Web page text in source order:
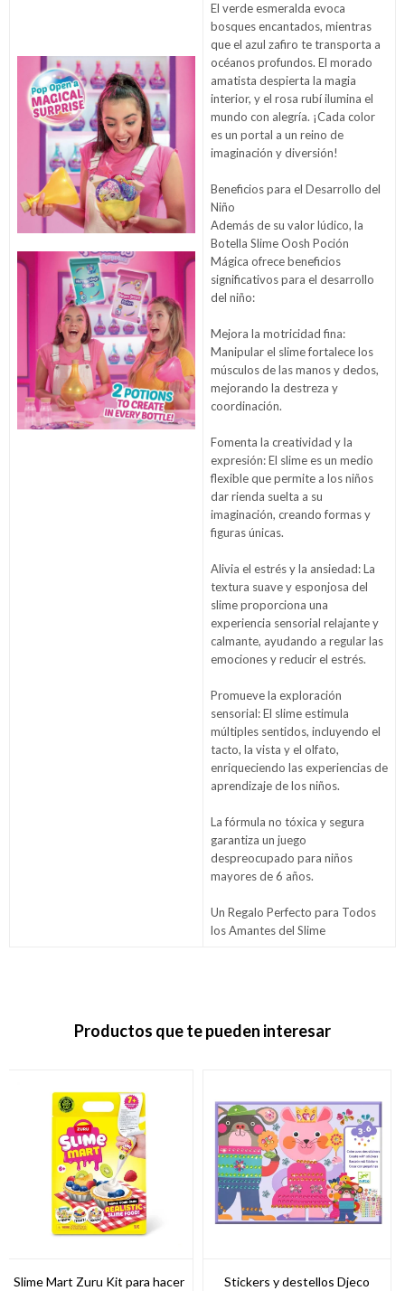
El verde esmeralda evoca
bosques encantados, mientras
que el azul zafiro te transporta a
océanos profundos. El morado
amatista despierta la magia
interior, y el rosa rubí ilumina el
mundo con alegría. ¡Cada color
es un portal a un reino de
imaginación y diversión!
Beneficios para el Desarrollo del
Niño
Además de su valor lúdico, la
Botella Slime Oosh Poción
Mágica ofrece beneficios
significativos para el desarrollo
del niño:
Mejora la motricidad fina:
Manipular el slime fortalece los
músculos de las manos y dedos,
mejorando la destreza y
coordinación.
Fomenta la creatividad y la
expresión: El slime es un medio
flexible que permite a los niños
dar rienda suelta a su
imaginación, creando formas y
figuras únicas.
Alivia el estrés y la ansiedad: La
textura suave y esponjosa del
slime proporciona una
experiencia sensorial relajante y
calmante, ayudando a regular las
emociones y reducir el estrés.
Promueve la exploración
sensorial: El slime estimula
múltiples sentidos, incluyendo el
tacto, la vista y el olfato,
enriqueciendo las experiencias de
aprendizaje de los niños.
La fórmula no tóxica y segura
garantiza un juego
despreocupado para niños
mayores de 6 años.
Un Regalo Perfecto para Todos
los Amantes del Slime
Productos que te pueden interesar
Slime Mart Zuru Kit para hacer
Stickers y destellos Djeco